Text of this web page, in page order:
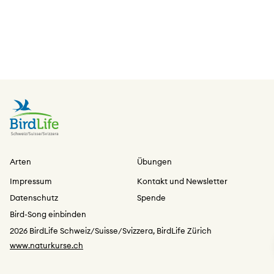
Arten
Übungen
Impressum
Kontakt und Newsletter
Datenschutz
Spende
Bird-Song einbinden
2026 BirdLife Schweiz/Suisse/Svizzera, BirdLife Zürich
www.naturkurse.ch